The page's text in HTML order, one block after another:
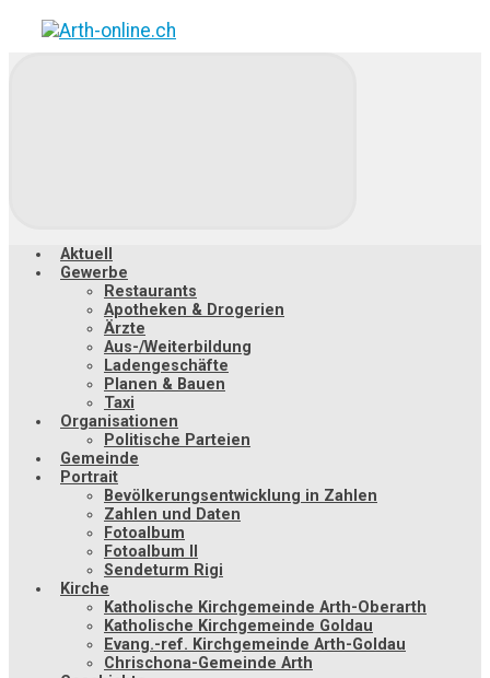
Zum
Hauptinhalt
Aktuell
Gewerbe
Restaurants
Apotheken & Drogerien
Ärzte
Aus-/Weiterbildung
Ladengeschäfte
Planen & Bauen
Taxi
Organisationen
Politische Parteien
Gemeinde
Portrait
Bevölkerungsentwicklung in Zahlen
Zahlen und Daten
Fotoalbum
Fotoalbum II
Sendeturm Rigi
Kirche
Katholische Kirchgemeinde Arth-Oberarth
Katholische Kirchgemeinde Goldau
Evang.-ref. Kirchgemeinde Arth-Goldau
Chrischona-Gemeinde Arth